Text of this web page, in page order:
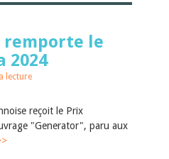
remporte le
2024
lecture
reçoit le Prix
"Generator", paru aux